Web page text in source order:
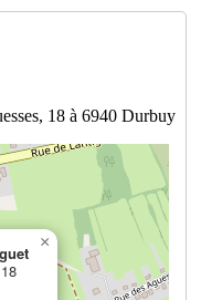
18 à 6940 Durbuy
×